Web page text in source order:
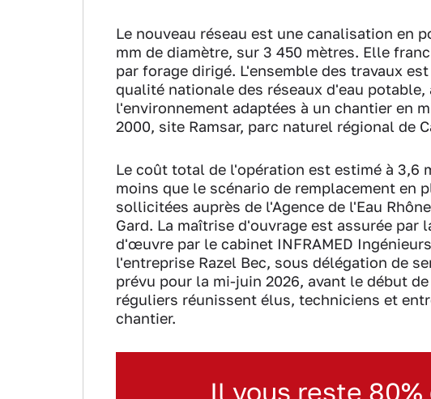
Le nouveau réseau est une canalisation en
mm de diamètre, sur 3 450 mètres. Elle
par forage dirigé. L'ensemble des travaux
qualité nationale des réseaux d'eau
l'environnement adaptées à un chantier en
2000, site Ramsar, parc naturel régional de
Le coût total de l'opération est estimé à 3,6
moins que le scénario de remplacement en
sollicitées auprès de l'Agence de l'Eau
Gard. La maîtrise d'ouvrage est assurée par
d'œuvre par le cabinet INFRAMED
l'entreprise Razel Bec, sous délégation de
prévu pour la mi-juin 2026, avant le début
réguliers réunissent élus, techniciens et
chantier.
Il vous reste